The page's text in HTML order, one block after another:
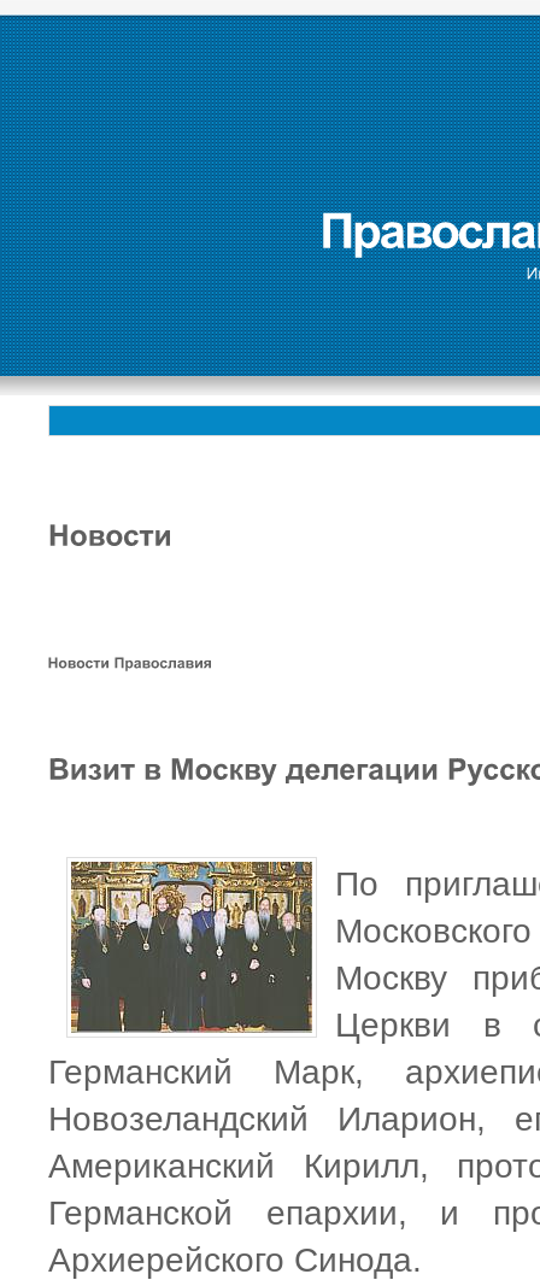
По
Москву
Церкви в
Германский Марк,
Новозеландский Иларион,
Американский Кирилл,
Германской епархии, и
Архиерейского Синода.